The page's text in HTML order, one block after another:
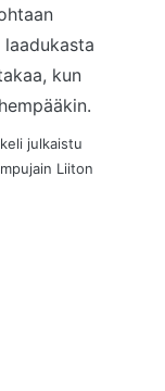
kun
julkaistu
Liiton